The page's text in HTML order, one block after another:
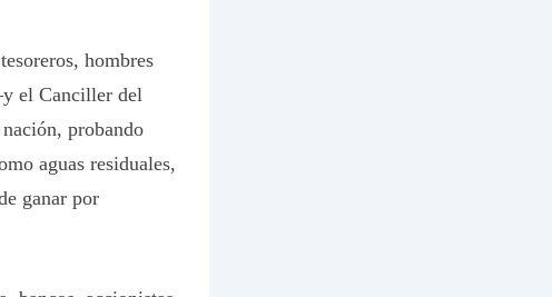
hombres
el Canciller del
probando
aguas residuales,
ganar por